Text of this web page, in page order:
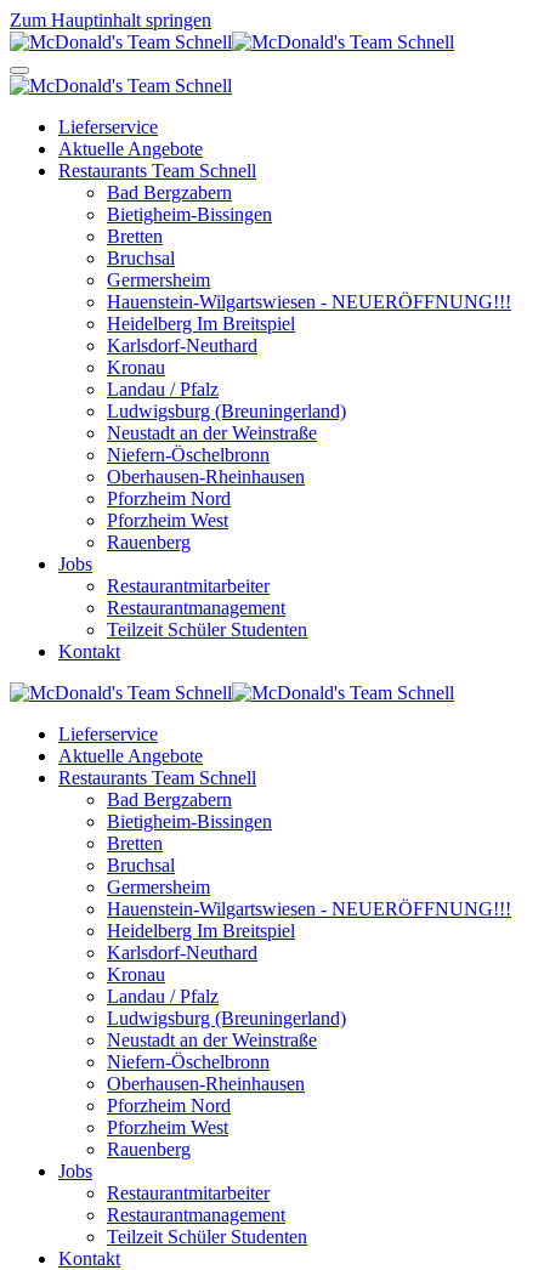
Zum Hauptinhalt springen
Lieferservice
Aktuelle Angebote
Restaurants Team Schnell
Bad Bergzabern
Bietigheim-Bissingen
Bretten
Bruchsal
Germersheim
Hauenstein-Wilgartswiesen - NEUERÖFFNUNG!!!
Heidelberg Im Breitspiel
Karlsdorf-Neuthard
Kronau
Landau / Pfalz
Ludwigsburg (Breuningerland)
Neustadt an der Weinstraße
Niefern-Öschelbronn
Oberhausen-Rheinhausen
Pforzheim Nord
Pforzheim West
Rauenberg
Jobs
Restaurantmitarbeiter
Restaurantmanagement
Teilzeit Schüler Studenten
Kontakt
Lieferservice
Aktuelle Angebote
Restaurants Team Schnell
Bad Bergzabern
Bietigheim-Bissingen
Bretten
Bruchsal
Germersheim
Hauenstein-Wilgartswiesen - NEUERÖFFNUNG!!!
Heidelberg Im Breitspiel
Karlsdorf-Neuthard
Kronau
Landau / Pfalz
Ludwigsburg (Breuningerland)
Neustadt an der Weinstraße
Niefern-Öschelbronn
Oberhausen-Rheinhausen
Pforzheim Nord
Pforzheim West
Rauenberg
Jobs
Restaurantmitarbeiter
Restaurantmanagement
Teilzeit Schüler Studenten
Kontakt